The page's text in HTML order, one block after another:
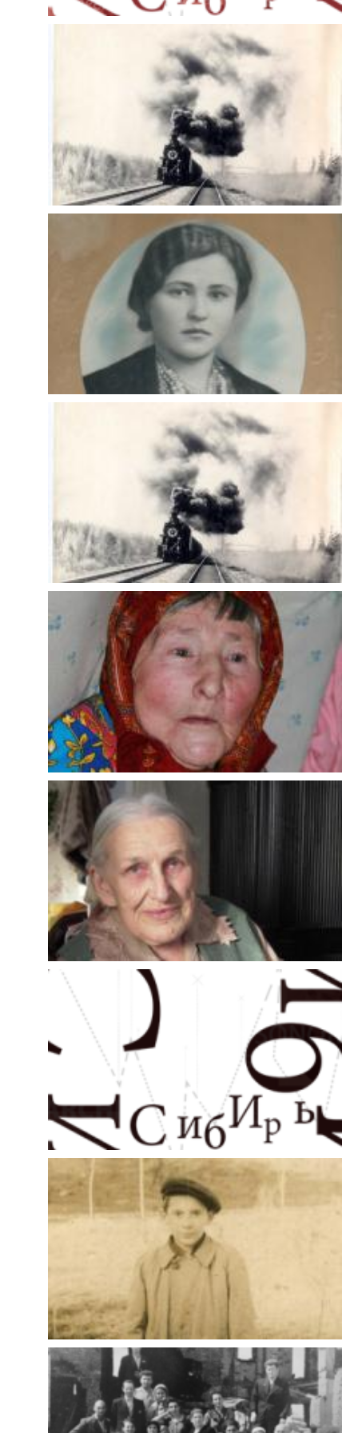
освобожденных советскими войсками (в Югославии, Болгарии,
Чехословакии) и стран-союзниц Германии (Венгрии, Румынии).
В Венгрии и Чехословакии систематическим
преследованиям подвергались лица, которые могли помешать
установлению коммунистическогоо режима, а в пограничных с
Украиной районах осуществлялись массовые перемещения
населения. В Германии и Венгрии советские органы устраивали
облавы на молодых мужчин и женщин и отправляли их в лагеря
на территории СССР, где им предстояло принудительное участие
в восстановлении разрушенного народного хозяйства.